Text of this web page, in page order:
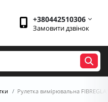
+380442510306
Замовити дзвінок
Рулетка вимірювальна